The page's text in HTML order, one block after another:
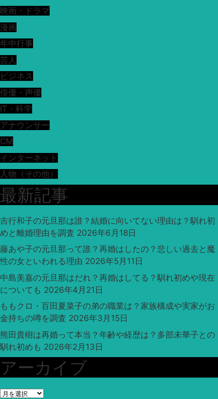
映画・ドラマ
漫画
年中行事
芸人
ビジネス
俳優・声優
IT・科学
アナウンサー
CM
インターネット
人物（その他）
最新記事
吉行和子の元旦那は誰？結婚に向いてない理由は？馴れ初
めと離婚理由を調査 2026年6月18日
藤あや子の元旦那って誰？再婚はしたの？悲しい過去と魔
性の女といわれる理由 2026年5月11日
中島美嘉の元旦那はだれ？再婚はしてる？馴れ初めや現在
についても 2026年4月21日
ももクロ・百田夏菜子の弟の職業は？家族構成や実家がお
金持ちの噂を調査 2026年3月15日
熊田貴樹は再婚って本当？年齢や経歴は？多部未華子との
馴れ初めも 2026年2月13日
アーカイブ
ア